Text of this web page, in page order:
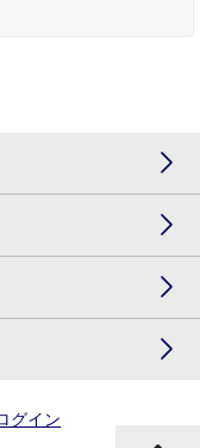
グイン